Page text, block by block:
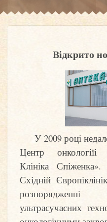
Відкрито
У 2009 році
Центр онкологіїі
Клініка
Східній
ультрасучасних